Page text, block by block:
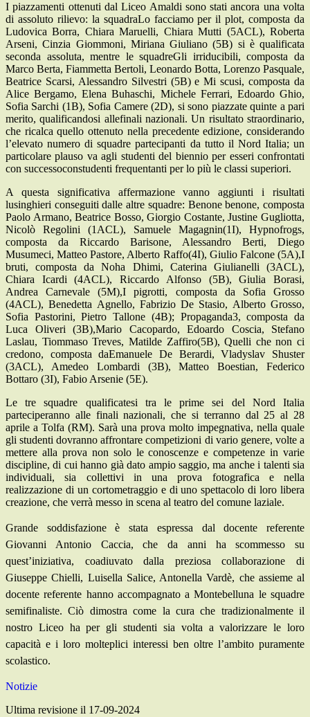
I piazzamenti ottenuti dal Liceo Amaldi sono stati ancora una volta
di assoluto rilievo: la squadraLo facciamo per il plot, composta da
Ludovica Borra, Chiara Maruelli, Chiara Mutti (5ACL), Roberta
Arseni, Cinzia Giommoni, Miriana Giuliano (5B) si è qualificata
seconda assoluta, mentre le squadreGli irriducibili, composta da
Marco Berta, Fiammetta Bertoli, Leonardo Botta, Lorenzo Pasquale,
Beatrice Scarsi, Alessandro Silvestri (5B) e Mi scusi, composta da
Alice Bergamo, Elena Buhaschi, Michele Ferrari, Edoardo Ghio,
Sofia Sarchi (1B), Sofia Camere (2D), si sono piazzate quinte a pari
merito, qualificandosi allefinali nazionali. Un risultato straordinario,
che ricalca quello ottenuto nella precedente edizione, considerando
l’elevato numero di squadre partecipanti da tutto il Nord Italia; un
particolare plauso va agli studenti del biennio per esseri confrontati
con successoconstudenti frequentanti per lo più le classi superiori.
A questa significativa affermazione vanno aggiunti i risultati
lusinghieri conseguiti dalle altre squadre: Benone benone, composta
Paolo Armano, Beatrice Bosso, Giorgio Costante, Justine Gugliotta,
Nicolò Regolini (1ACL), Samuele Magagnin(1I), Hypnofrogs,
composta da Riccardo Barisone, Alessandro Berti, Diego
Musumeci, Matteo Pastore, Alberto Raffo(4I), Giulio Falcone (5A),I
bruti, composta da Noha Dhimi, Caterina Giulianelli (3ACL),
Chiara Icardi (4ACL), Riccardo Alfonso (5B), Giulia Borasi,
Andrea Carnevale (5M),I pigrotti, composta da Sofia Grosso
(4ACL), Benedetta Agnello, Fabrizio De Stasio, Alberto Grosso,
Sofia Pastorini, Pietro Tallone (4B); Propaganda3, composta da
Luca Oliveri (3B),Mario Cacopardo, Edoardo Coscia, Stefano
Laslau, Tiommaso Treves, Matilde Zaffiro(5B), Quelli che non ci
credono, composta daEmanuele De Berardi, Vladyslav Shuster
(3ACL), Amedeo Lombardi (3B), Matteo Boestian, Federico
Bottaro (3I), Fabio Arsenie (5E).
Le tre squadre qualificatesi tra le prime sei del Nord Italia
parteciperanno alle finali nazionali, che si terranno dal 25 al 28
aprile a Tolfa (RM). Sarà una prova molto impegnativa, nella quale
gli studenti dovranno affrontare competizioni di vario genere, volte a
mettere alla prova non solo le conoscenze e competenze in varie
discipline, di cui hanno già dato ampio saggio, ma anche i talenti sia
individuali, sia collettivi in una prova fotografica e nella
realizzazione di un cortometraggio e di uno spettacolo di loro libera
creazione, che verrà messo in scena al teatro del comune laziale.
Grande soddisfazione è stata espressa dal docente referente
Giovanni Antonio Caccia, che da anni ha scommesso su
quest’iniziativa, coadiuvato dalla preziosa collaborazione di
Giuseppe Chielli, Luisella Salice, Antonella Vardè, che assieme al
docente referente hanno accompagnato a Montebelluna le squadre
semifinaliste. Ciò dimostra come la cura che tradizionalmente il
nostro Liceo ha per gli studenti sia volta a valorizzare le loro
capacità e i loro molteplici interessi ben oltre l’ambito puramente
scolastico.
Notizie
Ultima revisione il 17-09-2024